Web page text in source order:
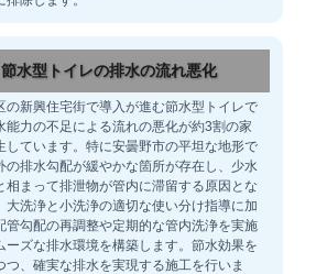
節水型トイレの排水の流れ悪化
の新興住宅街で導入が進む節水型トイレで
能力の不足による流れの悪化が約3割の家
しています。特に安曇野市の平坦な地形で
の排水勾配が緩やかな箇所が存在し、少水
相まって排泄物が管内に滞留する原因とな
大洗浄と小洗浄の適切な使い分け指導に加
管勾配の再調整や定期的な管内洗浄を実施
ーズな排水環境を構築します。節水効果を
つ、確実な排水を実現する施工を行いま